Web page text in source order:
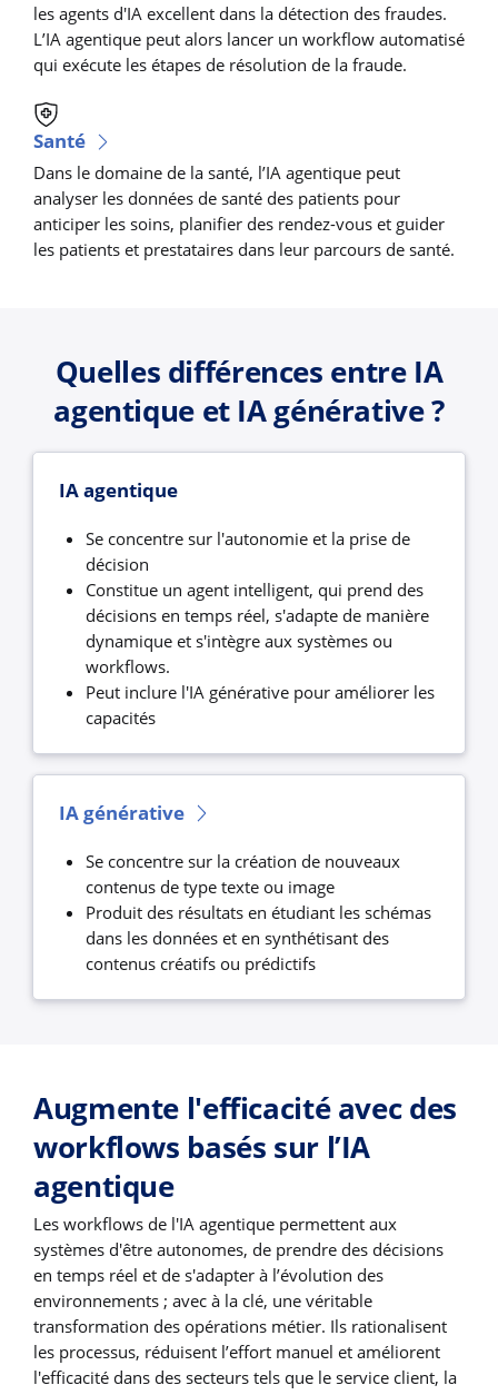
les agents d'IA excellent dans la détection des fraudes.
L’IA agentique peut alors lancer un workflow automatisé
qui exécute les étapes de résolution de la fraude.
Santé
Dans le domaine de la santé, l’IA agentique peut
analyser les données de santé des patients pour
anticiper les soins, planifier des rendez-vous et guider
les patients et prestataires dans leur parcours de santé.
Quelles différences entre IA
agentique et IA générative ?
IA agentique
Se concentre sur l'autonomie et la prise de
décision
Constitue un agent intelligent, qui prend des
décisions en temps réel, s'adapte de manière
dynamique et s'intègre aux systèmes ou
workflows.
Peut inclure l'IA générative pour améliorer les
capacités
IA générative
Se concentre sur la création de nouveaux
contenus de type texte ou image
Produit des résultats en étudiant les schémas
dans les données et en synthétisant des
contenus créatifs ou prédictifs
Augmente l'efficacité avec des
workflows basés sur l’IA
agentique
Les workflows de l'IA agentique permettent aux
systèmes d'être autonomes, de prendre des décisions
en temps réel et de s'adapter à l’évolution des
environnements ; avec à la clé, une véritable
transformation des opérations métier. Ils rationalisent
les processus, réduisent l’effort manuel et améliorent
l'efficacité dans des secteurs tels que le service client, la